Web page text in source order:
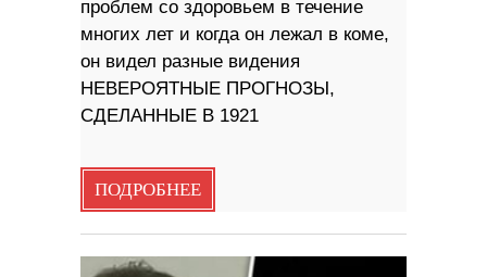
проблем со здоровьем в течение
многих лет и когда он лежал в коме,
он видел разные видения
НЕВЕРОЯТНЫЕ ПРОГНОЗЫ,
СДЕЛАННЫЕ В 1921
ПОДРОБНЕЕ